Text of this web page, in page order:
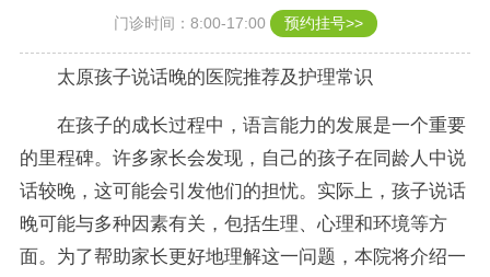
门诊时间：8:00-17:00 预约挂号>>
太原孩子说话晚的医院推荐及护理常识
在孩子的成长过程中，语言能力的发展是一个重要
的里程碑。许多家长会发现，自己的孩子在同龄人中说
话较晚，这可能会引发他们的担忧。实际上，孩子说话
晚可能与多种因素有关，包括生理、心理和环境等方
面。为了帮助家长更好地理解这一问题，本院将介绍一